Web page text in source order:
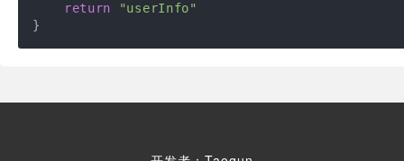
return
"userInfo"